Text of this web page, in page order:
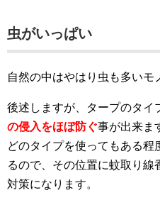
虫がいっぱい
自然の中はやはり虫も多いモ
後述しますが、タープのタイ
の侵入をほぼ防ぐ事が出来ま
どのタイプを使ってもある程
るので、その位置に蚊取り
対策になります。